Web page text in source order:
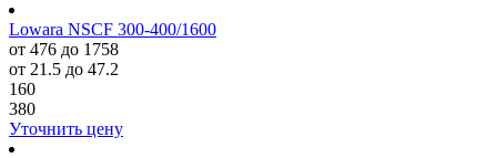
Lowara NSCF 300-400/1600
от 476 до 1758
от 21.5 до 47.2
160
380
Уточнить цену